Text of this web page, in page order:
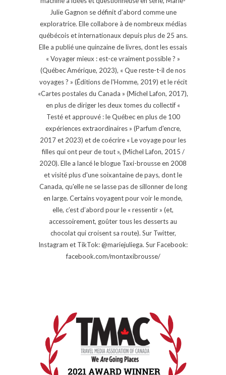
Julie Gagnon se définit d’abord comme une
exploratrice. Elle collabore à de nombreux médias
québécois et internationaux depuis plus de 25 ans.
Elle a publié une quinzaine de livres, dont les essais
« Voyager mieux : est-ce vraiment possible ? »
(Québec Amérique, 2023), « Que reste-t-il de nos
voyages ? » (Éditions de l'Homme, 2019) et le récit
«Cartes postales du Canada » (Michel Lafon, 2017),
en plus de diriger les deux tomes du collectif «
Testé et approuvé : le Québec en plus de 100
expériences extraordinaires » (Parfum d'encre,
2017 et 2023) et de coécrire « Le voyage pour les
filles qui ont peur de tout », (Michel Lafon, 2015 /
2020). Elle a lancé le blogue Taxi-brousse en 2008
et visité plus d'une soixantaine de pays, dont le
Canada, qu'elle ne se lasse pas de sillonner de long
en large. Certains voyagent pour voir le monde,
elle, c’est d’abord pour le « ressentir » (et,
accessoirement, goûter tous les desserts au
chocolat qui croisent sa route). Sur Twitter,
Instagram et TikTok: @mariejuliega. Sur Facebook:
facebook.com/montaxibrousse/